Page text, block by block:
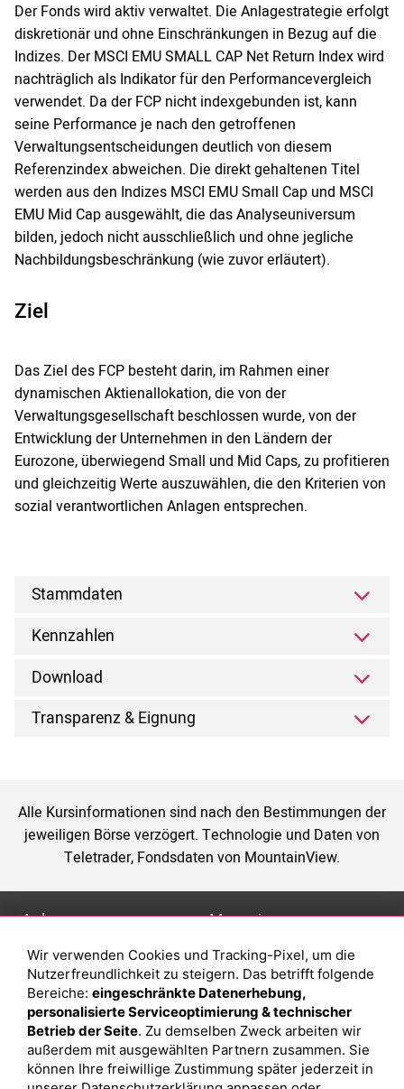
Der Fonds wird aktiv verwaltet. Die Anlagestrategie erfolgt
diskretionär und ohne Einschränkungen in Bezug auf die
Indizes. Der MSCI EMU SMALL CAP Net Return Index wird
nachträglich als Indikator für den Performancevergleich
verwendet. Da der FCP nicht indexgebunden ist, kann
seine Performance je nach den getroffenen
Verwaltungsentscheidungen deutlich von diesem
Referenzindex abweichen. Die direkt gehaltenen Titel
werden aus den Indizes MSCI EMU Small Cap und MSCI
EMU Mid Cap ausgewählt, die das Analyseuniversum
bilden, jedoch nicht ausschließlich und ohne jegliche
Nachbildungsbeschränkung (wie zuvor erläutert).
Ziel
Das Ziel des FCP besteht darin, im Rahmen einer
dynamischen Aktienallokation, die von der
Verwaltungsgesellschaft beschlossen wurde, von der
Entwicklung der Unternehmen in den Ländern der
Eurozone, überwiegend Small und Mid Caps, zu profitieren
und gleichzeitig Werte auszuwählen, die den Kriterien von
sozial verantwortlichen Anlagen entsprechen.
Stammdaten
Kennzahlen
Download
Transparenz & Eignung
Alle Kursinformationen sind nach den Bestimmungen der
jeweiligen Börse verzögert. Technologie und Daten von
Teletrader, Fondsdaten von MountainView.
Anlage
Depot eröffnen
Depot vergleichen
Junior Depot
Top-Seller-Fonds
Top-Fonds
Magazin
Was sind sind ETFs?
Sparplan Vorteile
Was ist ein Fonds?
Wir verwenden Cookies und Tracking-Pixel, um die
Nutzerfreundlichkeit zu steigern. Das betrifft folgende
Bereiche: eingeschränkte Datenerhebung,
personalisierte Serviceoptimierung & technischer
Betrieb der Seite. Zu demselben Zweck arbeiten wir
außerdem mit ausgewählten Partnern zusammen. Sie
können Ihre freiwillige Zustimmung später jederzeit in